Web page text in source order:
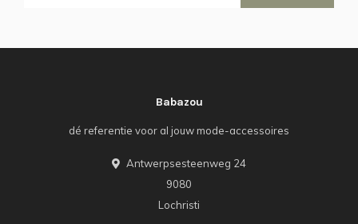
Babazou
dé referentie voor al jouw mode-accessoires
Antwerpsesteenweg 24
9080
Lochristi